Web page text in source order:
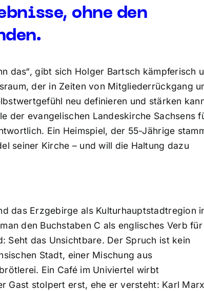
ohne den
das“, gibt sich Holger Bartsch kämpferisch
der in Zeiten von Mitgliederrückgang
neu definieren und stärken
der evangelischen Landeskirche Sachsens
Ein Heimspiel, der 55-Jährige
seiner Kirche – und will die Haltung dazu
das Erzgebirge als Kulturhauptstadtregion
den Buchstaben C als englisches Verb für
Seht das Unsichtbare. Der Spruch ist kein
Stadt, einer Mischung aus
Ein Café im Univiertel wirbt
Gast stolpert erst, ehe er versteht: Karl Marx